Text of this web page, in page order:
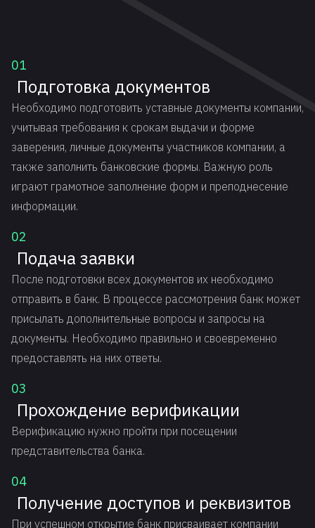
01
Подготовка документов
Необходимо подготовить уставные документы компании,
учитывая требования к срокам выдачи и форме
заверения, личные документы участников компании, а
также заполнить банковские формы. Важную роль
играют грамотное заполнение форм и преподнесение
информации.
02
Подача заявки
После подготовки всех документов их необходимо
отправить в банк. В процессе рассмотрения банк может
присылать дополнительные вопросы и запросы на
документы. Необходимо правильно и своевременно
предоставлять на них ответы.
03
Прохождение верификации
Верификацию нужно пройти при посещении
представительства банка.
04
Получение доступов и реквизитов
При успешном открытие банк присваивает компании